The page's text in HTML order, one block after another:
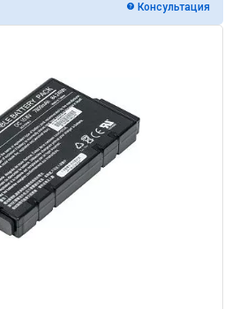
Консультация